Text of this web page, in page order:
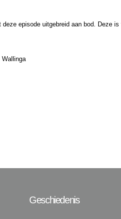
deze episode uitgebreid aan bod. Deze
Geschiedenis